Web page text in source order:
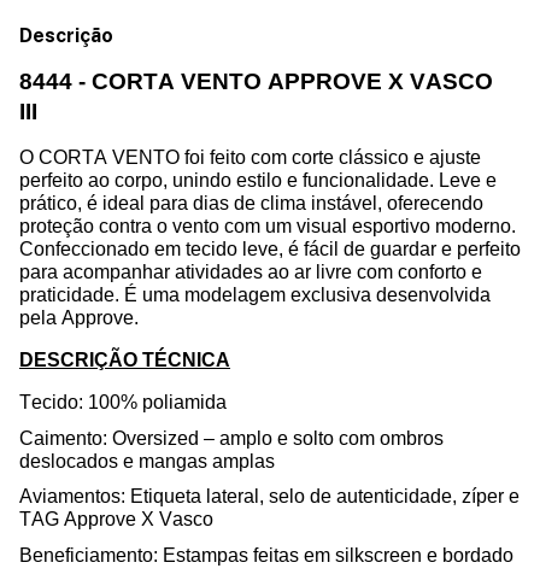
Descrição
8444 - CORTA VENTO APPROVE X VASCO
III
O CORTA VENTO foi feito com corte clássico e ajuste
perfeito ao corpo, unindo estilo e funcionalidade. Leve e
prático, é ideal para dias de clima instável, oferecendo
proteção contra o vento com um visual esportivo moderno.
Confeccionado em tecido leve, é fácil de guardar e perfeito
para acompanhar atividades ao ar livre com conforto e
praticidade. É uma modelagem exclusiva desenvolvida
pela Approve.
DESCRIÇÃO TÉCNICA
Tecido: 100% poliamida
Caimento: Oversized – amplo e solto com ombros
deslocados e mangas amplas
Aviamentos: Etiqueta lateral, selo de autenticidade, zíper e
TAG Approve X Vasco
Beneficiamento: Estampas feitas em silkscreen e bordado